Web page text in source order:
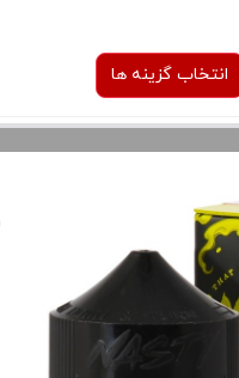
انتخاب گزینه ها
صاف
فعال شدن سبد خرید و نمایش
، گزینه های محصول را از کادر